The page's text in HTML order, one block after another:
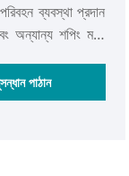
ব্যবস্থা প্রদান
অন্যান্য শপিং মলে
সহ আমাদের
অনেক দেশ এবং
পাঠান